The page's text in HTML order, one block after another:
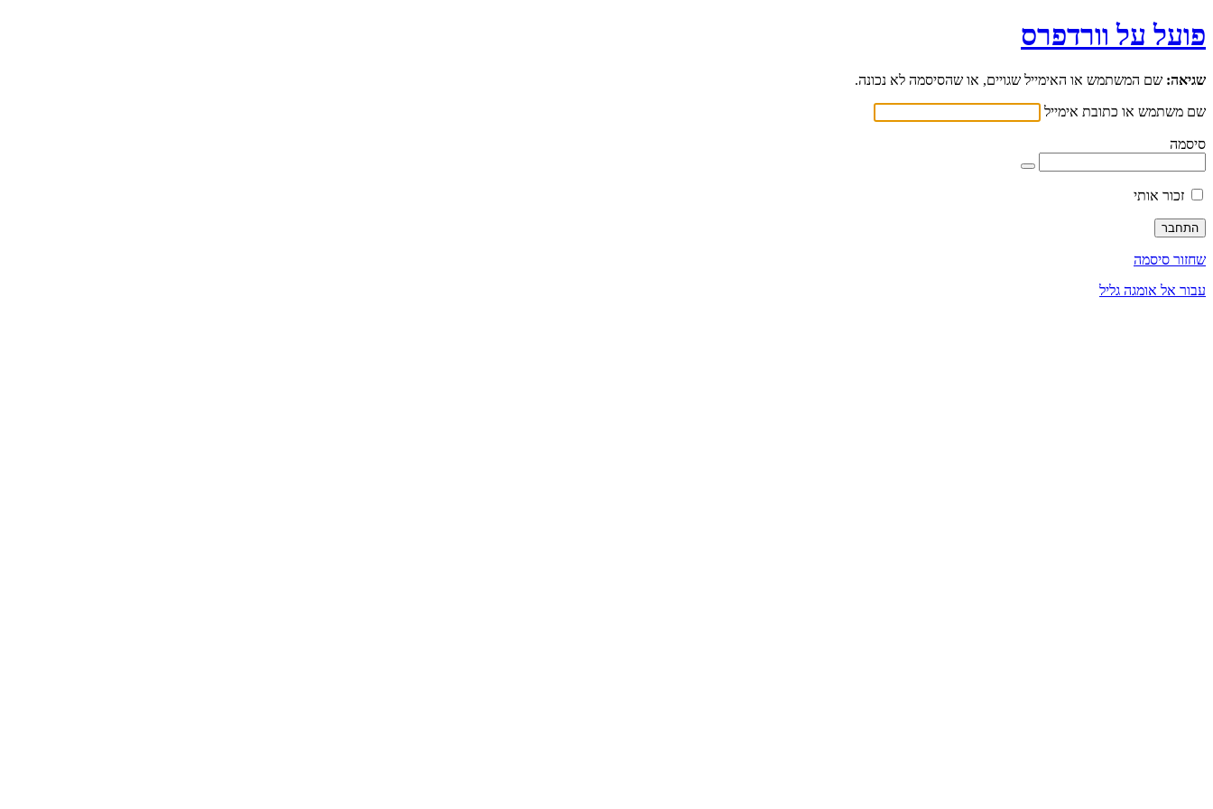
פועל על וורדפרס
שגיאה: שם המשתמש או האימייל שגויים, או שהסיסמה לא נכונה.
שם משתמש או כתובת אימייל
סיסמה
זכור אותי
שחזור סיסמה
עבור אל אומגה גליל